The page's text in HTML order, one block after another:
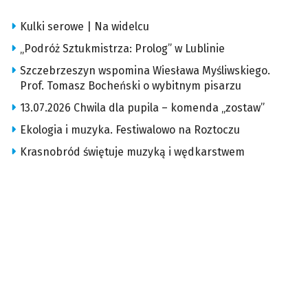
Kulki serowe | Na widelcu
„Podróż Sztukmistrza: Prolog” w Lublinie
Szczebrzeszyn wspomina Wiesława Myśliwskiego.
Prof. Tomasz Bocheński o wybitnym pisarzu
13.07.2026 Chwila dla pupila – komenda „zostaw”
Ekologia i muzyka. Festiwalowo na Roztoczu
Krasnobród świętuje muzyką i wędkarstwem